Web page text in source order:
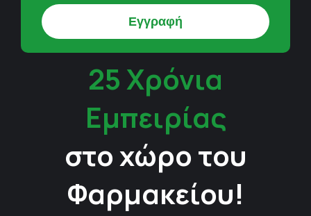
25 Χρόνια
Εμπειρίας
στο χώρο του
Φαρμακείου!